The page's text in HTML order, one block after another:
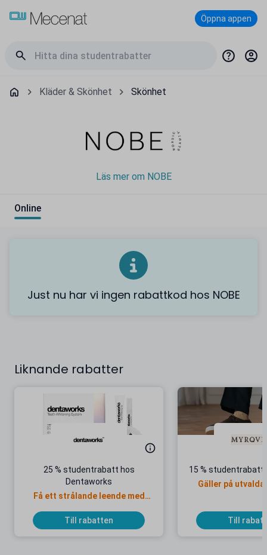
Öppna appen
Kläder & Skönhet Skönhet
Läs mer om NOBE
Online
Just nu har vi ingen rabattkod hos NOBE
Liknande rabatter
25 % studentrabatt hos
Dentaworks
Få ett strålande leende med
Till rabatten
15 % studentrabatt
Gäller på
Till